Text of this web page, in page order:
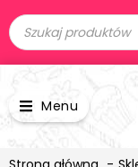
Menu